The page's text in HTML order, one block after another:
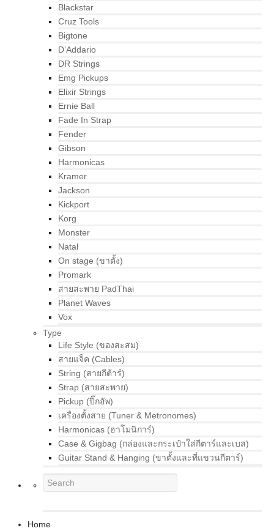
Blackstar
Cruz Tools
Bigtone
D’Addario
DR Strings
Emg Pickups
Elixir Strings
Ernie Ball
Fade In Strap
Fender
Gibson
Harmonicas
Kramer
Jackson
Kickport
Korg
Monster
Natal
On stage (ขาตั้ง)
Promark
สายสะพาย PadThai
Planet Waves
Vox
Type
Life Style (ของสะสม)
สายแจ็ค (Cables)
String (สายกีต้าร์)
Strap (สายสะพาย)
Pickup (ปิ๊กอัพ)
เครื่องตั้งสาย (Tuner & Metronomes)
Harmonicas (ฮาโมนิการ์)
Case & Gigbag (กล่องและกระเป๋าใส่กีตาร์และเบส)
Guitar Stand & Hanging (ขาตั้งและที่แขวนกีตาร์)
Home